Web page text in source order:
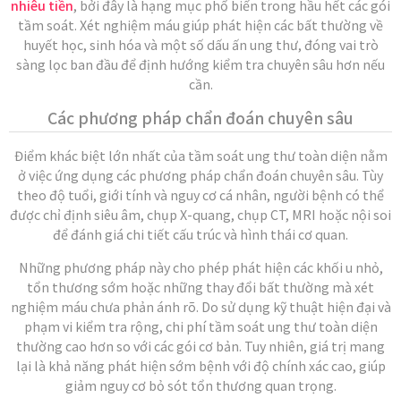
nhiêu tiền, bởi đây là hạng mục phổ biến trong hầu hết các gói
tầm soát. Xét nghiệm máu giúp phát hiện các bất thường về
huyết học, sinh hóa và một số dấu ấn ung thư, đóng vai trò
sàng lọc ban đầu để định hướng kiểm tra chuyên sâu hơn nếu
cần.
Các phương pháp chẩn đoán chuyên sâu
Điểm khác biệt lớn nhất của tầm soát ung thư toàn diện nằm
ở việc ứng dụng các phương pháp chẩn đoán chuyên sâu. Tùy
theo độ tuổi, giới tính và nguy cơ cá nhân, người bệnh có thể
được chỉ định siêu âm, chụp X-quang, chụp CT, MRI hoặc nội soi
để đánh giá chi tiết cấu trúc và hình thái cơ quan.
Những phương pháp này cho phép phát hiện các khối u nhỏ,
tổn thương sớm hoặc những thay đổi bất thường mà xét
nghiệm máu chưa phản ánh rõ. Do sử dụng kỹ thuật hiện đại và
phạm vi kiểm tra rộng, chi phí tầm soát ung thư toàn diện
thường cao hơn so với các gói cơ bản. Tuy nhiên, giá trị mang
lại là khả năng phát hiện sớm bệnh với độ chính xác cao, giúp
giảm nguy cơ bỏ sót tổn thương quan trọng.